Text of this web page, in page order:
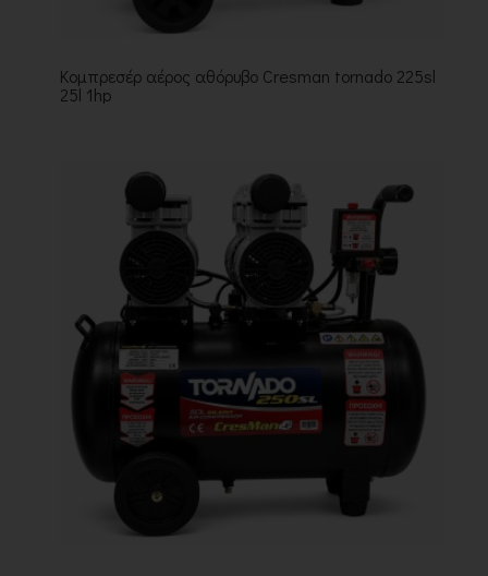
Κομπρεσέρ αέρος αθόρυβο Cresman tornado 225sl
25l 1hp